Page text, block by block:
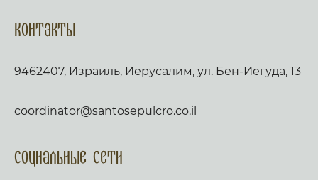
Контакты
9462407, Израиль, Иерусалим, ул. Бен-Иегуда, 13
coordinator@santosepulcro.co.il
Социальные сети